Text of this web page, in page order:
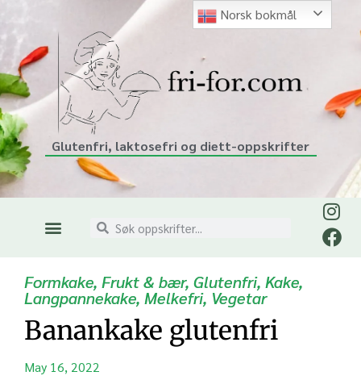
Glutenfri, laktosefri og diett-oppskrifter
Formkake, Frukt & bær, Glutenfri, Kake,
Langpannekake, Melkefri, Vegetar
Banankake glutenfri
May 16, 2022
Norsk bokmål